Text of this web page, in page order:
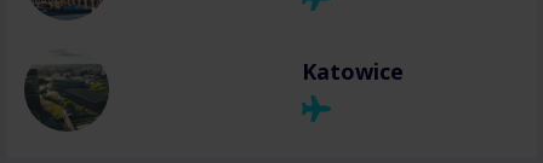
Katowice